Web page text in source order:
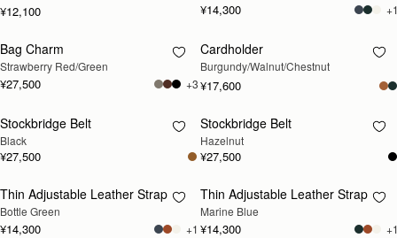
¥12,100 ¥14,300
再入荷予定
Bag Charm
Strawberry Red/Green
¥27,500 +3
再入荷予定
Cardholder
Burgundy/Walnut/Chestnut
¥17,600
再入荷予定
Stockbridge Belt
Black
¥27,500
再入荷予定
Stockbridge Belt
Hazelnut
¥27,500
再入荷予定
Thin Adjustable Leather Strap
Bottle Green
¥14,300 +1
再入荷予定
Thin Adjustable Leather Strap
Marine Blue
¥14,300